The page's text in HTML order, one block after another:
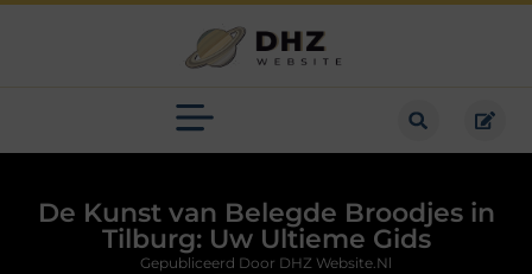
De Kunst van Belegde Broodjes in
Tilburg: Uw Ultieme Gids
Gepubliceerd Door DHZ Website.nl